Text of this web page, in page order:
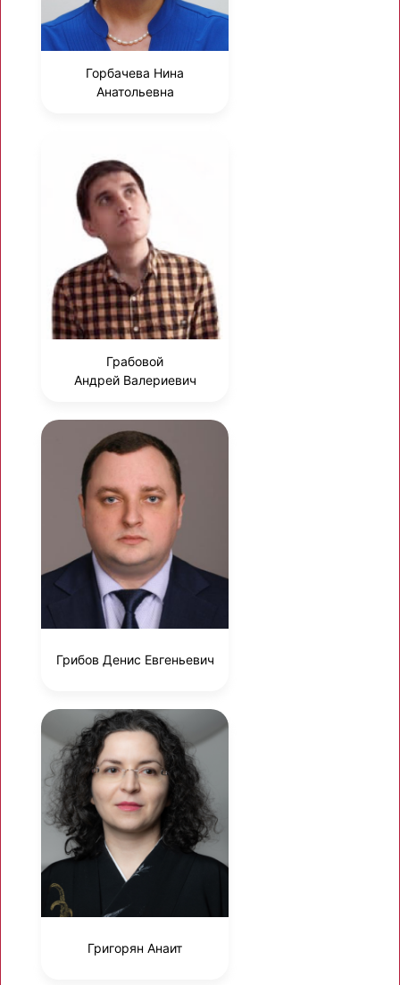
Горбачева Нина
Анатольевна
Грабовой
Андрей Валериевич
Грибов Денис Евгеньевич
Григорян Анаит